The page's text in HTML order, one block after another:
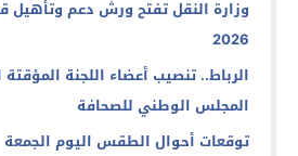
وزارة النقل تفتح ورش دعم
2026
الرباط.. تنصيب أعضاء اللجنة
المجلس الوطني للصحافة
توقعات أحوال الطقس اليوم الجمعة